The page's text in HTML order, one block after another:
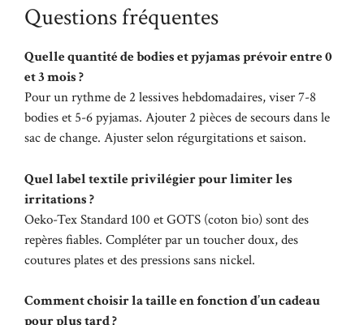
Questions fréquentes
Quelle quantité de bodies et pyjamas prévoir entre 0
et 3 mois ?
Pour un rythme de 2 lessives hebdomadaires, viser 7-8
bodies et 5-6 pyjamas. Ajouter 2 pièces de secours dans le
sac de change. Ajuster selon régurgitations et saison.
Quel label textile privilégier pour limiter les
irritations ?
Oeko-Tex Standard 100 et GOTS (coton bio) sont des
repères fiables. Compléter par un toucher doux, des
coutures plates et des pressions sans nickel.
Comment choisir la taille en fonction d’un cadeau
pour plus tard ?